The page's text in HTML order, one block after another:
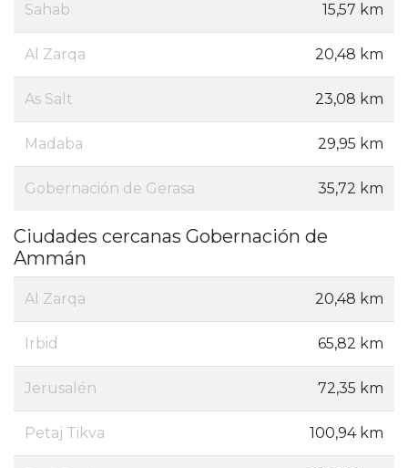
Sahab 15,57 km
Al Zarqa 20,48 km
As Salt 23,08 km
Madaba 29,95 km
Gobernación de Gerasa 35,72 km
Ciudades cercanas Gobernación de
Ammán
Al Zarqa 20,48 km
Irbid 65,82 km
Jerusalén 72,35 km
Petaj Tikva 100,94 km